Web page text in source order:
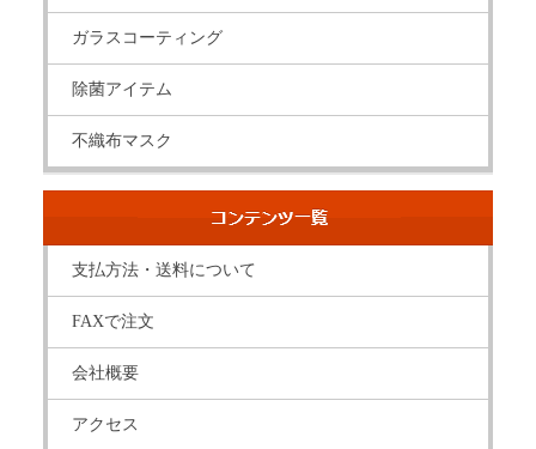
ガラスコーティング
除菌アイテム
不織布マスク
支払方法・送料について
FAXで注文
会社概要
アクセス